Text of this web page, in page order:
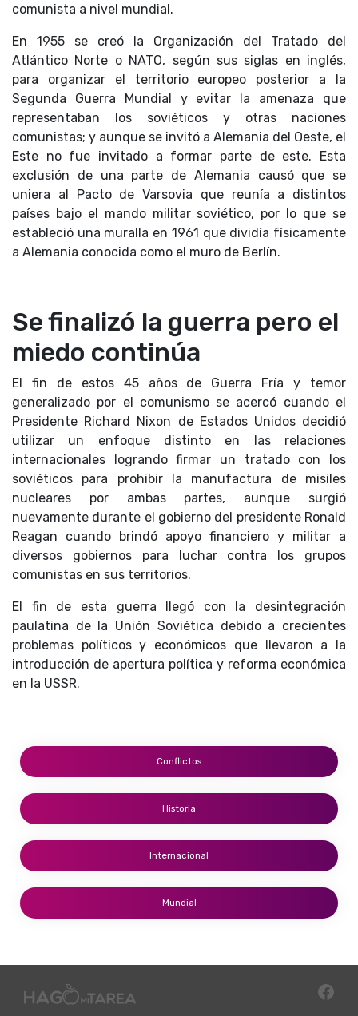
comunista a nivel mundial.
En 1955 se creó la Organización del Tratado del
Atlántico Norte o NATO, según sus siglas en inglés,
para organizar el territorio europeo posterior a la
Segunda Guerra Mundial y evitar la amenaza que
representaban los soviéticos y otras naciones
comunistas; y aunque se invitó a Alemania del Oeste, el
Este no fue invitado a formar parte de este. Esta
exclusión de una parte de Alemania causó que se
uniera al Pacto de Varsovia que reunía a distintos
países bajo el mando militar soviético, por lo que se
estableció una muralla en 1961 que dividía físicamente
a Alemania conocida como el muro de Berlín.
Se finalizó la guerra pero el
miedo continúa
El fin de estos 45 años de Guerra Fría y temor
generalizado por el comunismo se acercó cuando el
Presidente Richard Nixon de Estados Unidos decidió
utilizar un enfoque distinto en las relaciones
internacionales logrando firmar un tratado con los
soviéticos para prohibir la manufactura de misiles
nucleares por ambas partes, aunque surgió
nuevamente durante el gobierno del presidente Ronald
Reagan cuando brindó apoyo financiero y militar a
diversos gobiernos para luchar contra los grupos
comunistas en sus territorios.
El fin de esta guerra llegó con la desintegración
paulatina de la Unión Soviética debido a crecientes
problemas políticos y económicos que llevaron a la
introducción de apertura política y reforma económica
en la USSR.
Conflictos
Historia
Internacional
Mundial